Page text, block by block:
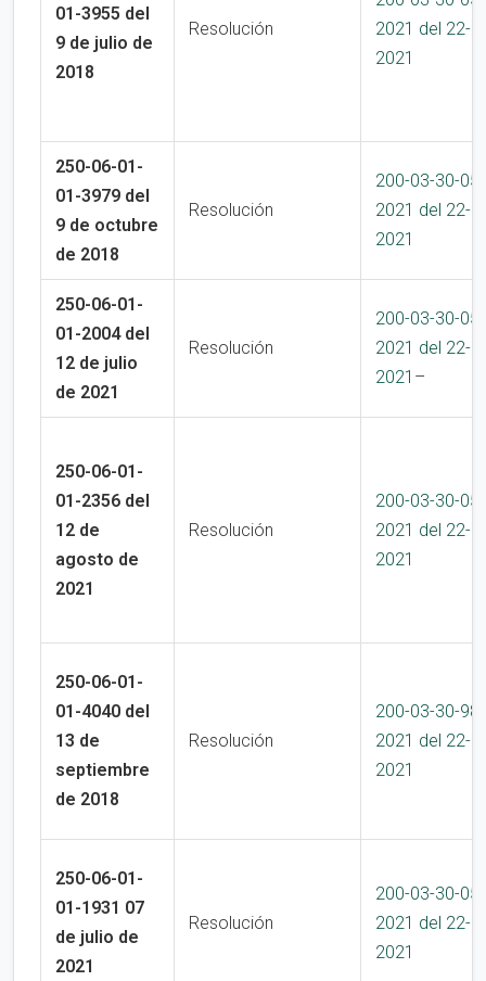
01-3955 del
9 de julio de
2018
Resolución
2021 del 22-
2021
250-06-01-
01-3979 del
9 de octubre
de 2018
Resolución
200-03-30-
2021 del 22-
2021
250-06-01-
01-2004 del
12 de julio
de 2021
Resolución
200-03-30-
2021 del 22-
2021 –
250-06-01-
01-2356 del
12 de
agosto de
2021
Resolución
200-03-30-
2021 del 22-
2021
250-06-01-
01-4040 del
13 de
septiembre
de 2018
Resolución
200-03-30-
2021 del 22-
2021
250-06-01-
01-1931 07
de julio de
2021
Resolución
200-03-30-
2021 del 22-
2021